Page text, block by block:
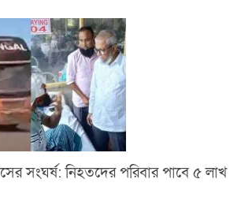
সংঘর্ষ: নিহতদের পরিবার পাবে ৫ লাখ